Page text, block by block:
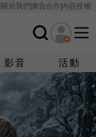
關於我們廣告合作內容授權
影音 活動